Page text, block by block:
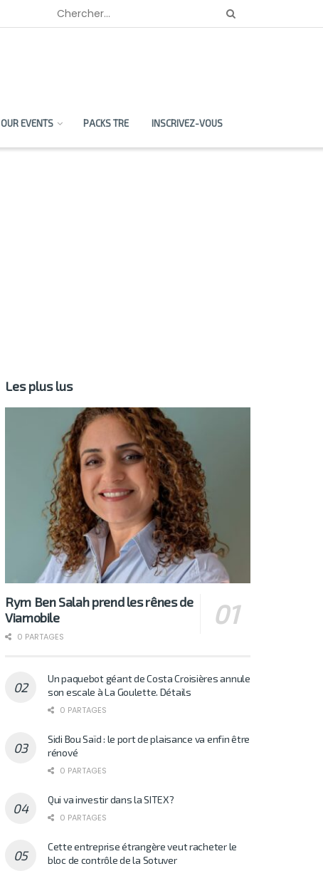
OUR EVENTS PACKS TRE INSCRIVEZ-VOUS
Les plus lus
Rym Ben Salah prend les rênes de
Viamobile
0 PARTAGES
Un paquebot géant de Costa Croisières annule
son escale à La Goulette. Détails
0 PARTAGES
Sidi Bou Saïd : le port de plaisance va enfin être
rénové
0 PARTAGES
Qui va investir dans la SITEX?
0 PARTAGES
Cette entreprise étrangère veut racheter le
bloc de contrôle de la Sotuver